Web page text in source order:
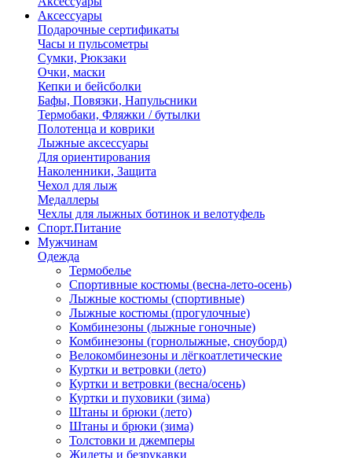
Аксессуары
Подарочные сертификаты
Часы и пульсометры
Сумки, Рюкзаки
Очки, маски
Кепки и бейсболки
Бафы, Повязки, Напульсники
Термобаки, Фляжки / бутылки
Полотенца и коврики
Лыжные аксессуары
Для ориентирования
Наколенники, Защита
Чехол для лыж
Медаллеры
Чехлы для лыжных ботинок и велотуфель
Спорт.Питание
Мужчинам
Одежда
Термобелье
Спортивные костюмы (весна-лето-осень)
Лыжные костюмы (спортивные)
Лыжные костюмы (прогулочные)
Комбинезоны (лыжные гоночные)
Комбинезоны (горнолыжные, сноуборд)
Велокомбинезоны и лёгкоатлетические
Куртки и ветровки (лето)
Куртки и ветровки (весна/осень)
Куртки и пуховики (зима)
Штаны и брюки (лето)
Штаны и брюки (зима)
Толстовки и джемперы
Жилеты и безрукавки